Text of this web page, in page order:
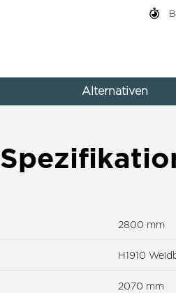
Alternativen
2800 mm
H1910
2070 mm